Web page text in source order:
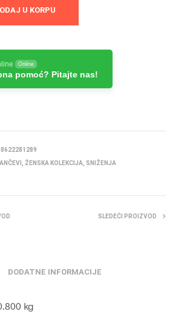
U KORPU
Online
pomoć? Pitajte nas!
ŽENSKA KOLEKCIJA
SNIŽENJA
SLEDEĆI PROIZVOD
DODATNE INFORMACIJE
kg